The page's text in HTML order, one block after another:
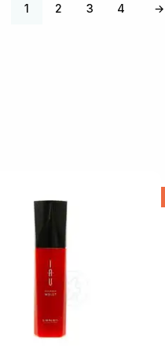
1 2 3 4 →